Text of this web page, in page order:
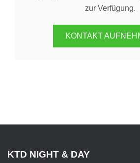
zur Verfügung.
KONTAKT
KTD NIGHT & DAY